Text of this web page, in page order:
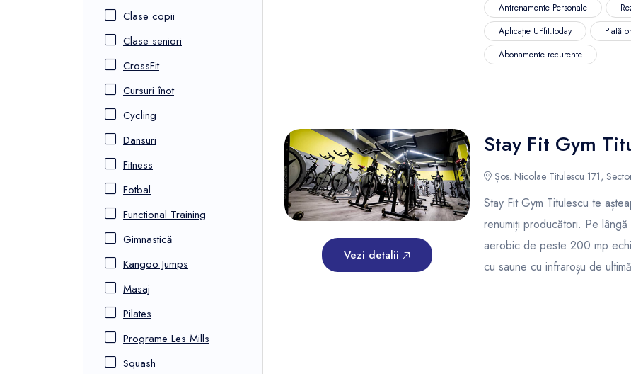
Clase copii
Clase seniori
CrossFit
Cursuri înot
Cycling
Dansuri
Fitness
Fotbal
Functional Training
Gimnastică
Kangoo Jumps
Masaj
Pilates
Programe Les Mills
Squash
Antrenamente Personale
Aplicație UPfit.today
Plată
Abonamente recurente
Vezi detalii
Stay Fit Gym
Șos. Nicolae Titulescu 171,
Stay Fit Gym Titulescu te
renumiți producători. Pe
aerobic de peste 200 mp
cu saune cu infraroșu de